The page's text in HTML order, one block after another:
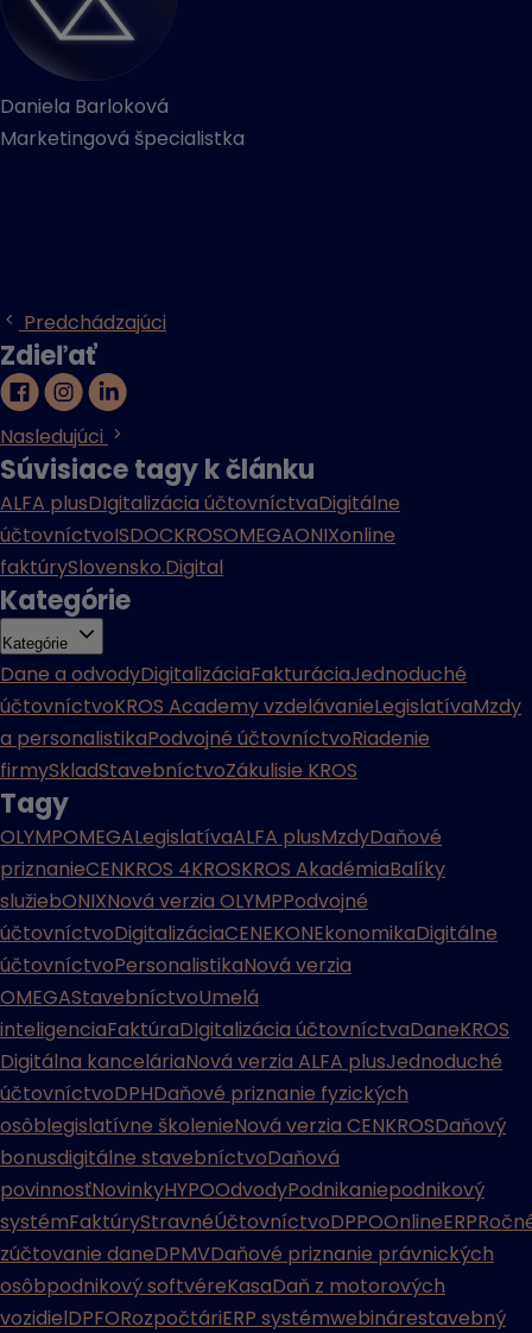
Daniela Barloková
Marketingová špecialistka
Predchádzajúci
Zdieľať
Nasledujúci
Súvisiace tagy k článku
ALFA plusDIgitalizácia účtovníctvaDigitálne
účtovníctvoISDOCKROSOMEGAONIXonline
faktúrySlovensko.Digital
Kategórie
Kategórie
Dane a odvodyDigitalizáciaFakturáciaJednoduché
účtovníctvoKROS Academy vzdelávanieLegislatívaMzdy
a personalistikaPodvojné účtovníctvoRiadenie
firmySkladStavebníctvoZákulisie KROS
Tagy
OLYMPOMEGALegislatívaALFA plusMzdyDaňové
priznanieCENKROS 4KROSKROS AkadémiaBalíky
služiebONIXNová verzia OLYMPPodvojné
účtovníctvoDigitalizáciaCENEKONEkonomikaDigitálne
účtovníctvoPersonalistikaNová verzia
OMEGAStavebníctvoUmelá
inteligenciaFaktúraDIgitalizácia účtovníctvaDaneKROS
Digitálna kanceláriaNová verzia ALFA plusJednoduché
účtovníctvoDPHDaňové priznanie fyzických
osôblegislatívne školenieNová verzia CENKROSDaňový
bonusdigitálne stavebníctvoDaňová
povinnosťNovinkyHYPOOdvodyPodnikaniepodnikový
systémFaktúryStravnéÚčtovníctvoDPPOOnlineERP
zúčtovanie daneDPMVDaňové priznanie právnických
osôbpodnikový softvéreKasaDaň z motorových
vozidielDPFORozpočtáriERP systémwebinárestavebný